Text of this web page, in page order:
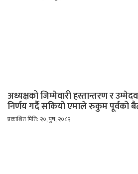
अध्यक्षको जिम्मेवारी हस्तान्तरण र
निर्णय गर्दै सकियो एमाले रुकुम पूर्वको
प्रकाशित मिति: २०, पुष, २०८२